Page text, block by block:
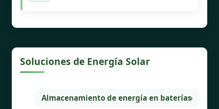
Soluciones de Energía Solar
Almacenamiento de energía en baterías